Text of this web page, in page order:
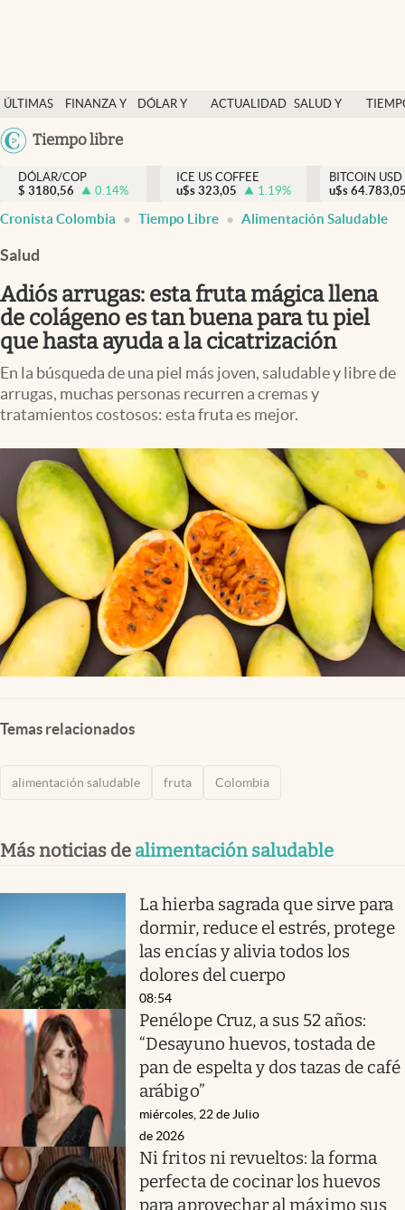
ÚLTIMAS
NOTICIAS
FINANZA Y
DÓLAR Y
ACTUALIDAD SALUD Y
México
USA
Tiempo libre
Salud y nutrición
Vida espiritual
Actualidad
Colombia
DÓLAR/COP
$ 3180,56 0.14%
ICE US COFFEE
u$s 323,05 1.19%
BITCOIN USD
u$s
Cronista Colombia Tiempo Libre Alimentación Saludable
Salud
Adiós arrugas: esta fruta mágica llena
de colágeno es tan buena para tu piel
que hasta ayuda a la cicatrización
En la búsqueda de una piel más joven, saludable y libre de
arrugas, muchas personas recurren a cremas y
tratamientos costosos: esta fruta es mejor.
Temas relacionados
alimentación saludable fruta Colombia
Más noticias de alimentación saludable
La hierba sagrada que sirve para
dormir, reduce el estrés, protege
las encías y alivia todos los
dolores del cuerpo
08:54
Penélope Cruz, a sus 52 años:
“Desayuno huevos, tostada de
pan de espelta y dos tazas de café
arábigo”
miércoles, 22 de Julio
de 2026
Ni fritos ni revueltos: la forma
perfecta de cocinar los huevos
para aprovechar al máximo sus